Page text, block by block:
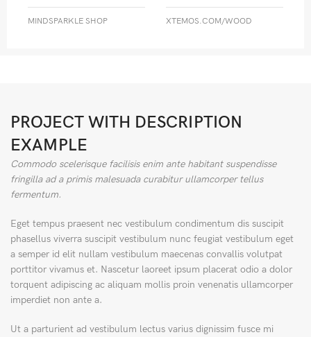
MINDSPARKLE SHOP XTEMOS.COM/WOOD
PROJECT WITH DESCRIPTION
EXAMPLE
Commodo scelerisque facilisis enim ante habitant suspendisse
fringilla ad a primis malesuada curabitur ullamcorper tellus
fermentum.
Eget tempus praesent nec vestibulum condimentum dis suscipit
phasellus viverra suscipit vestibulum nunc feugiat vestibulum eget
a semper id elit nullam vestibulum maecenas convallis volutpat
porttitor vivamus et. Nascetur laoreet ipsum placerat odio a dolor
torquent adipiscing ac aliquam mollis proin venenatis ullamcorper
imperdiet non ante a.
Ut a parturient ad vestibulum lectus varius dignissim fusce mi